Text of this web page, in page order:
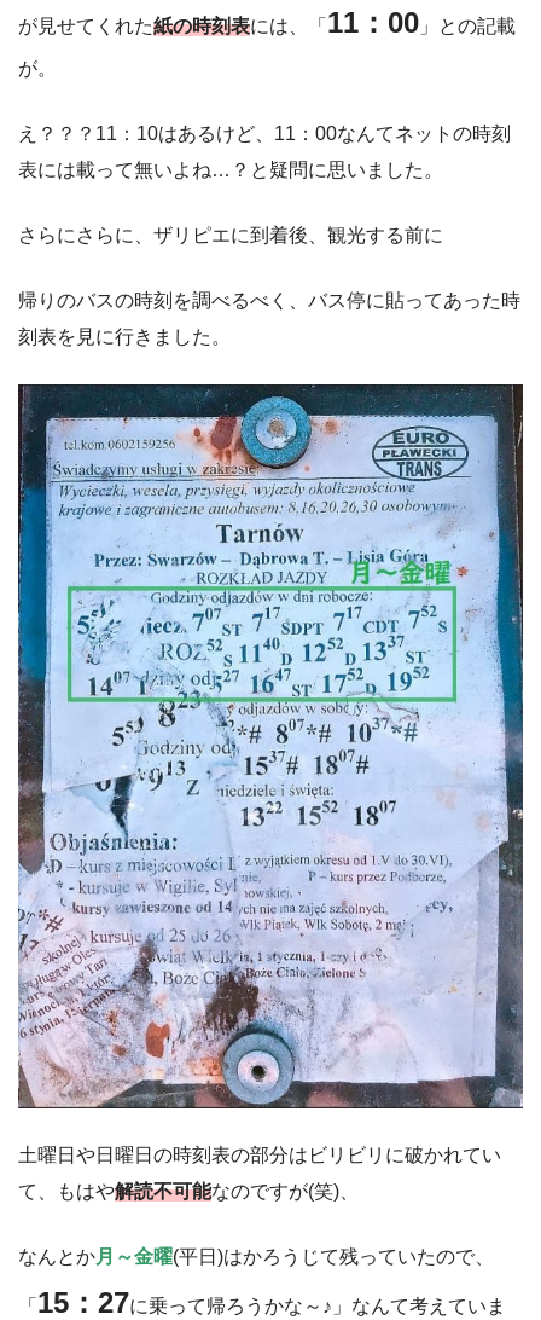
が見せてくれた紙の時刻表には、「 11：00 」との記載
が。
え？？？11：10はあるけど、11：00なんてネットの時刻
表には載って無いよね…？と疑問に思いました。
さらにさらに、ザリピエに到着後、観光する前に
帰りのバスの時刻を調べるべく、バス停に貼ってあった時
刻表を見に行きました。
土曜日や日曜日の時刻表の部分はビリビリに破かれてい
て、もはや解読不可能なのですが(笑)、
なんとか月～金曜(平日)はかろうじて残っていたので、
「 15：27に乗って帰ろうかな～♪」なんて考えていま